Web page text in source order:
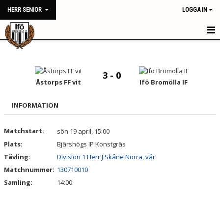
HERR SENIOR LOGGA IN
HERR SENIOR
MATCHER
TRUPPEN
BILDGALLERI
Åstorps FF vit
3 - 0
Ifö Bromölla IF
INFORMATION
Matchstart:
sön 19 april, 15:00
Plats:
Bjärshögs IP Konstgräs
Tävling:
Division 1 Herr J Skåne Norra, vår
Matchnummer: 130710010
Samling:
14:00